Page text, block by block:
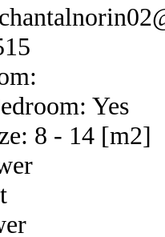
Yes
8 - 14 [m2]